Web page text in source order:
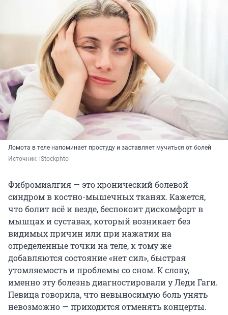
Ломота в теле напоминает простуду и заставляет мучиться от болей
Источник: iStockphto
Фибромиалгия — это хронический болевой
синдром в костно-мышечных тканях. Кажется,
что болит всё и везде, беспокоит дискомфорт в
мышцах и суставах, который возникает без
видимых причин или при нажатии на
определенные точки на теле, к тому же
добавляются состояние «нет сил», быстрая
утомляемость и проблемы со сном. К слову,
именно эту болезнь диагностировали у Леди Гаги.
Певица говорила, что невыносимую боль унять
невозможно — приходится отменять концерты.